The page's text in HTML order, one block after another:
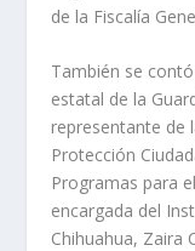
de la Fiscalía
También se
estatal de la
representante de
Protección
Programas para
encargada del
Chihuahua, Zaira